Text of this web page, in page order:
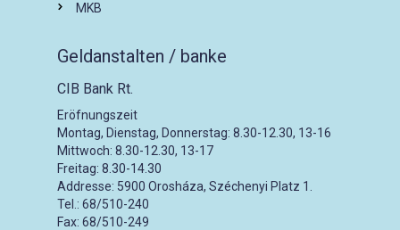
MKB
Geldanstalten / banke
CIB Bank Rt.
Eröfnungszeit
Montag, Dienstag, Donnerstag: 8.30-12.30, 13-16
Mittwoch: 8.30-12.30, 13-17
Freitag: 8.30-14.30
Addresse: 5900 Orosháza, Széchenyi Platz 1.
Tel.: 68/510-240
Fax: 68/510-249